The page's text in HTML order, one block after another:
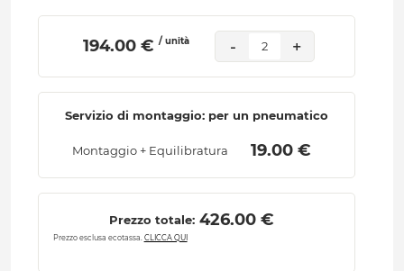
194.00 € / unità - 2 +
Servizio di montaggio: per un pneumatico
Montaggio + Equilibratura 19.00 €
Prezzo totale: 426.00 €
Prezzo esclusa ecotassa. CLICCA QUI